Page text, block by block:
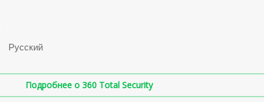
Подробнее о 360 Total Security